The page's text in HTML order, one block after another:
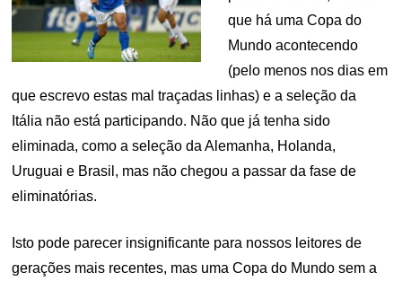
que há uma Copa do
Mundo acontecendo
(pelo menos nos dias em
que escrevo estas mal traçadas linhas) e a seleção da
Itália não está participando. Não que já tenha sido
eliminada, como a seleção da Alemanha, Holanda,
Uruguai e Brasil, mas não chegou a passar da fase de
eliminatórias.
Isto pode parecer insignificante para nossos leitores de
gerações mais recentes, mas uma Copa do Mundo sem a